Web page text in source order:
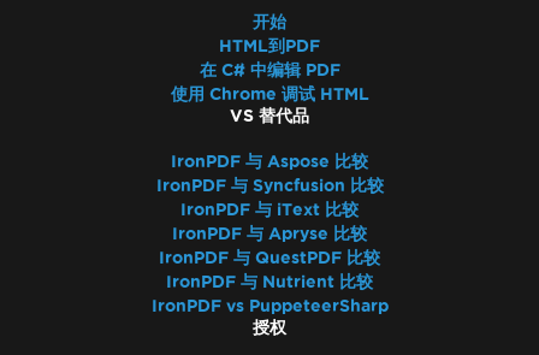
开始
HTML到PDF
在 C# 中编辑 PDF
使用 Chrome 调试 HTML
VS 替代品
IronPDF 与 Aspose 比较
IronPDF 与 Syncfusion 比较
IronPDF 与 iText 比较
IronPDF 与 Apryse 比较
IronPDF 与 QuestPDF 比较
IronPDF 与 Nutrient 比较
IronPDF vs PuppeteerSharp
授权